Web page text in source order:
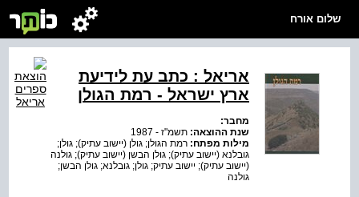
שלום אורח
אריאל : כתב עת לידיעת
ארץ ישראל - רמת הגולן
מחבר:
שנת ההוצאה: תשמ"ז - 1987
מילות מפתח: רמת הגולן; גולן (יישוב עתיק); גולן;
גובלנא (יישוב עתיק); גולן הבשן (יישוב עתיק); גולנה
(יישוב עתיק); יישוב עתיק; גולן; גובלנא; גולן הבשן;
גולנה